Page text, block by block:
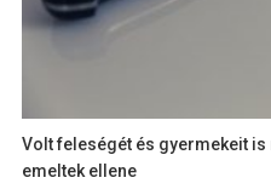
Volt feleségét és gyermekeit
emeltek ellene